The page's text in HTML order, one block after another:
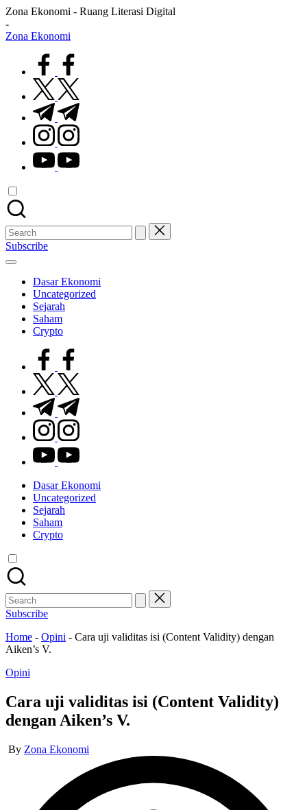
Skip
to
content
Zona Ekonomi - Ruang Literasi Digital
-
Zona Ekonomi
Ekonomi
facebook.com
twitter.com
t.me
instagram.com
youtube.com
Search
for:
Subscribe
Dasar Ekonomi
Uncategorized
Sejarah
Saham
Crypto
facebook.com
twitter.com
t.me
instagram.com
youtube.com
Dasar Ekonomi
Uncategorized
Sejarah
Saham
Crypto
Search
for:
Subscribe
Home - Opini - Cara uji validitas isi (Content Validity) dengan
Aiken’s V.
Posted
Opini
Cara uji validitas isi (Content Validity)
dengan Aiken’s V.
Posted
By Zona Ekonomi